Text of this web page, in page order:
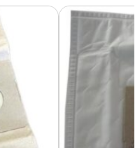
370
(Série)
3500
3544